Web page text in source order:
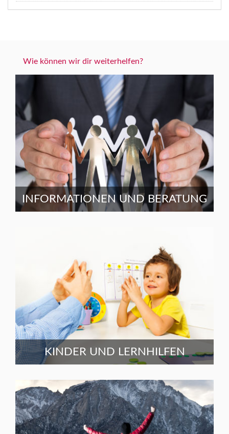
Wie können wir dir weiterhelfen?
INFORMATIONEN UND BERATUNG
KINDER UND LERNHILFEN